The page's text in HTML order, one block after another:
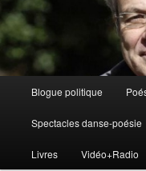
Aller
au
contenu
Blogue politique
Spectacles danse-poésie
Livres Vidéo+Radio